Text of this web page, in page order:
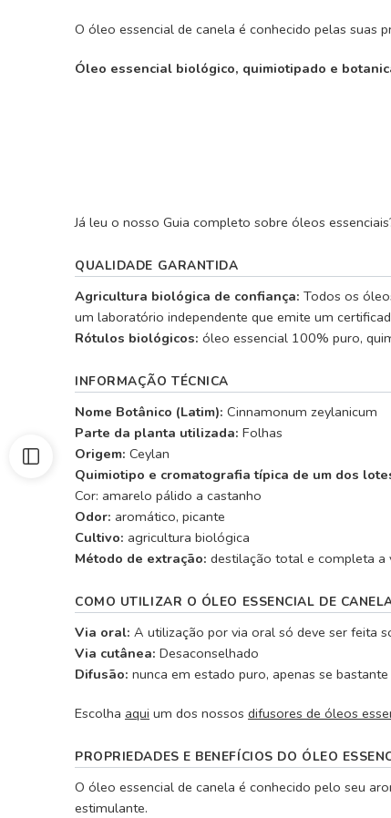
O óleo essencial de canela é conhecido pelas suas
Óleo essencial biológico, quimiotipado e
Já leu o nosso Guia completo sobre óleos
QUALIDADE GARANTIDA
Agricultura biológica de confiança: Todos os
um laboratório independente que emite um
Rótulos biológicos: óleo essencial 100% puro,
INFORMAÇÃO TÉCNICA
Nome Botânico (Latim): Cinnamonum zeylanicum
Parte da planta utilizada: Folhas
Origem: Ceylan
Quimiotipo e cromatografia típica de um dos
Cor: amarelo pálido a castanho
Odor: aromático, picante
Cultivo: agricultura biológica
Método de extração: destilação total e completa a
COMO UTILIZAR O ÓLEO ESSENCIAL DE
Via oral: A utilização por via oral só deve ser feita
Via cutânea: Desaconselhado
Difusão: nunca em estado puro, apenas se
Escolha aqui um dos nossos difusores de óleos
PROPRIEDADES E BENEFÍCIOS DO ÓLEO
O óleo essencial de canela é conhecido pelo seu
estimulante.